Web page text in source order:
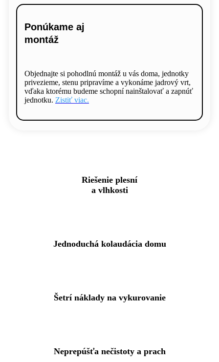
Ponúkame aj
montáž
Objednajte si pohodlnú montáž u vás doma, jednotky
privezieme, stenu pripravíme a vykonáme jadrový vrt,
vďaka ktorému budeme schopní nainštalovať a zapnúť
jednotku. Zistiť viac.
Riešenie plesní
a vlhkosti
Jednoduchá kolaudácia domu
Šetrí náklady na vykurovanie
Neprepúšťa nečistoty a prach